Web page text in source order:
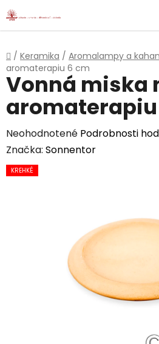
Prejsť
na
Domov
/ Keramika / Aromalampy a
aromaterapiu 6 cm
Vonná miska
aromaterapiu
Priemerné
hodnotenie
produktu
Neohodnotené Podrobnosti
Značka: Sonnentor
KREHKÉ